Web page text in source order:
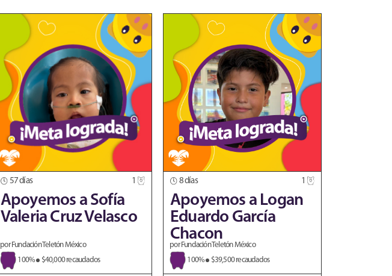
57 días 1
Apoyemos a Sofía
Valeria Cruz Velasco
por Fundación Teletón México
100%
$40,000 recaudados
8 días 1
Apoyemos a Logan
Eduardo García
Chacon
por Fundación Teletón México
100%
$39,500 recaudados